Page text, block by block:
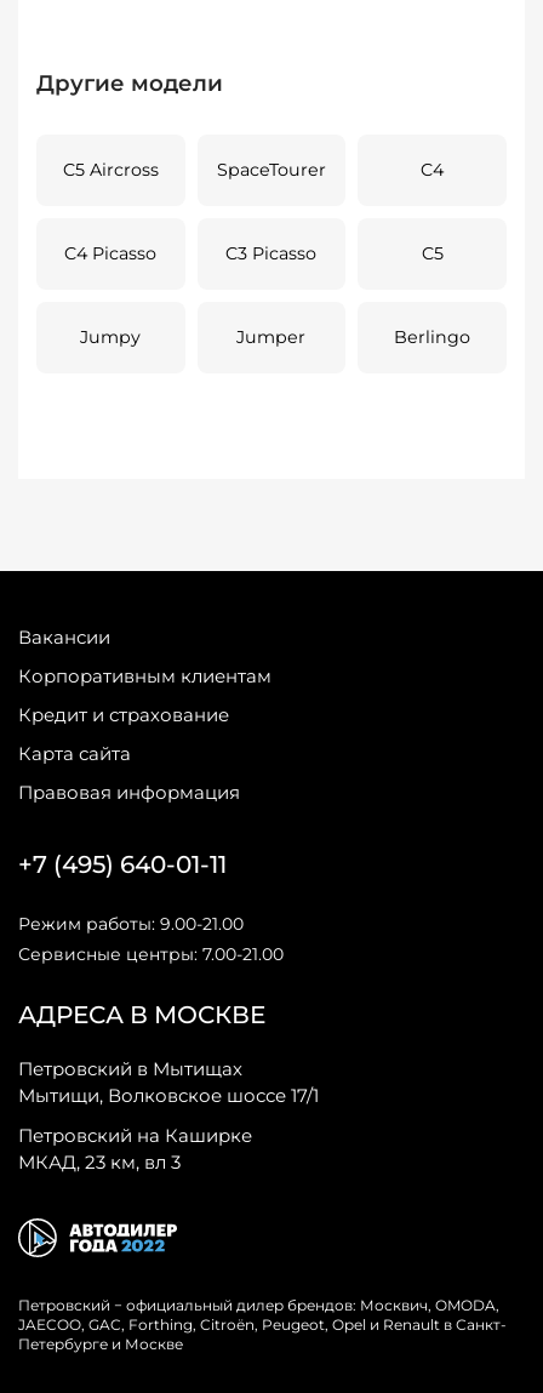
Другие модели
C5 Aircross SpaceTourer C4
C4 Picasso C3 Picasso C5
Jumpy Jumper Berlingo
Вакансии
Корпоративным клиентам
Кредит и страхование
Карта сайта
Правовая информация
АДРЕСА В МОСКВЕ
Петровский в Мытищах
Мытищи, Волковское шоссе 17/1
Петровский на Каширке
МКАД, 23 км, вл 3
+7 (495) 640-01-11
Режим работы: 9.00-21.00
Сервисные центры: 7.00-21.00
Петровский − официальный дилер брендов: Москвич, OMODA,
JAECOO, GAC, Forthing, Citroёn, Peugeot, Opel и Renault в Санкт-
Петербурге и Москве